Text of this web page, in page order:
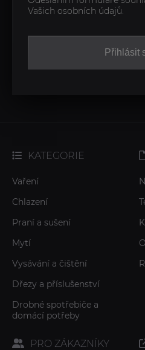
Přihlásit
Vašich osobních údajů.
KATEGORIE
Vaření
Chlazení
Praní a sušení
Mytí
Vysávání a čištění
Dřezy a příslušenství
Drobné spotřebiče a
domácí potřeby
PRO ZÁKAZNÍKY